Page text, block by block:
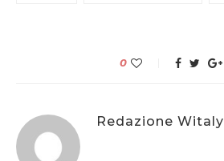
0
Redazione Witaly